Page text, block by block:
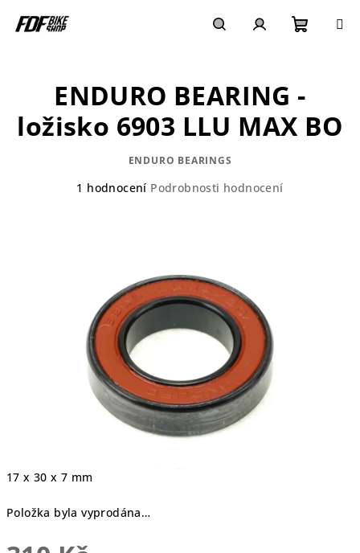
košík
17 x 30 x 7 mm
Položka byla vyprodána…
ENDURO BEARING -
ložisko 6903 LLU MAX BO
ENDURO BEARINGS
Průměrné
hvězdiček.
1 hodnocení Podrobnosti hodnocení